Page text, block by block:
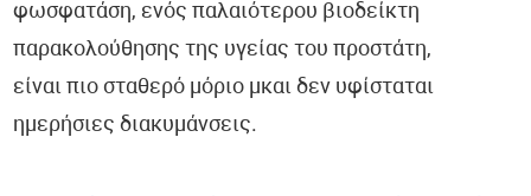
φωσφατάση, ενός παλαιότερου βιοδείκτη
παρακολούθησης της υγείας του προστάτη,
είναι πιο σταθερό μόριο μκαι δεν υφίσταται
ημερήσιες διακυμάνσεις.